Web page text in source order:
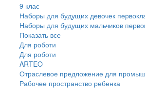
9 клас
Наборы для будущих девочек
Наборы для будущих мальчиков
Показать все
Для роботи
Для роботи
ARTEO
Отраслевое предложение для
Рабочее пространство ребенка